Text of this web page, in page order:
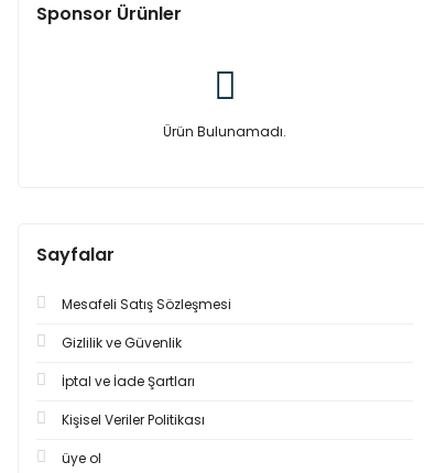
Sponsor Ürünler
Ürün Bulunamadı.
Sayfalar
Mesafeli Satış Sözleşmesi
Gizlilik ve Güvenlik
İptal ve İade Şartları
Kişisel Veriler Politikası
üye ol